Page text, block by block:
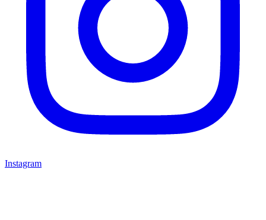
Instagram